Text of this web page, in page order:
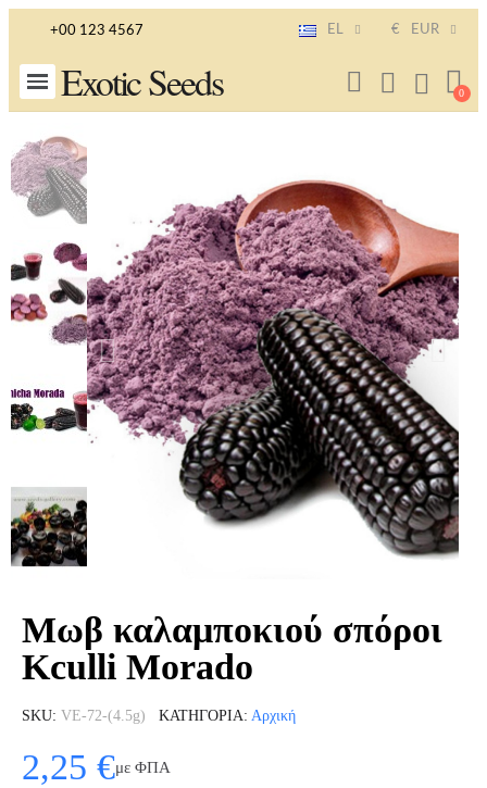
+00 123 4567 EL € EUR
Exotic Seeds
Μωβ καλαμποκιού σπόροι
Kculli Morado
SKU VE-72-(4.5g) ΚΑΤΗΓΟΡΊΑ Αρχική
2,25 €με ΦΠΑ